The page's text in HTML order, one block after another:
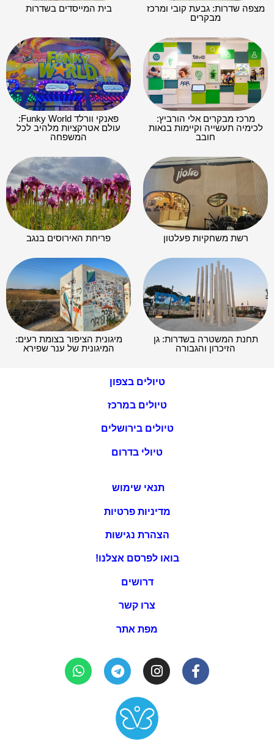
מצפה שדרות: גבעת קובי ומרכז
מבקרים
בית המייסדים בשדרות
מרכז מבקרים אלי הורביץ:
לכימיה תעשייה וקיימות בנאות
חובב
פאנקי וורלד Funky World:
עולם אטרקציות מלהיב לכל
המשפחה
רשת משחקיות פעלטון פריחת האירוסים בנגב
תחנת המשטרה בשדרות: גן
הזיכרון והגבורה
מיגונית הציפור בצומת רעים:
המיגונית של ענר שפירא
טיולים בצפון
טיולים במרכז
טיולים בירושלים
טיולי בדרום
תנאי שימוש
מדיניות פרטיות
הצהרת נגישות
בואו לפרסם אצלנו!
דרושים
צרו קשר
מפת אתר